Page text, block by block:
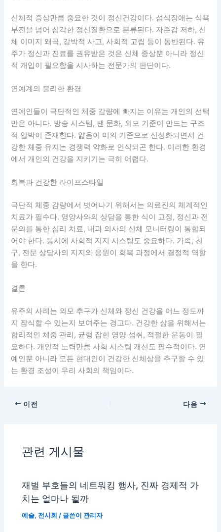
신체적 증상만큼 중요한 것이 정신건강이다. 섭식장애는 식욕
부진을 넘어 심각한 정신질환으로 분류된다. 자존감 저하, 신
체 이미지 왜곡, 강박적 사고, 사회적 고립 등이 동반된다. 유
주가 정신과 진료를 권유받은 것은 신체 증상뿐 아니라 정신
적 개입이 필요함을 시사하는 전문가의 판단이다.
연예계의 불리한 환경
연예인들이 극단적인 체중 감량에 빠지는 이유는 개인의 선택
만은 아니다. 방송 시스템, 팬 문화, 외모 기준이 만드는 구조
적 압박이 존재한다. 얇음이 미의 기준으로 신성화되면서 건
강한 체중 유지는 경쟁력 약화로 인식되곤 한다. 이러한 환경
에서 개인의 건강을 지키기는 극히 어렵다.
회복과 건강한 라이프스타일
극단적 체중 감량에서 벗어나기 위해서는 의료진의 체계적인
치료가 필수다. 영양사와의 상담을 통한 식이 교정, 정신과 전
문의를 통한 심리 치료, 내과 의사의 신체 모니터링이 통합되
어야 한다. 동시에 사회적 지지 시스템도 중요하다. 가족, 친
구, 전문 상담사의 지지와 응원이 회복 과정에서 결정적 역할
을 한다.
결론
유주의 사례는 외모 추구가 신체와 정신 건강을 어느 정도까
지 잠식할 수 있는지 보여주는 경고다. 건강한 삶을 위해서는
합리적인 체중 관리, 균형 잡힌 영양 섭취, 적절한 운동이 필
요하다. 개인적 노력만큼 사회 시스템 개선도 필수적이다. 연
예인뿐 아니라 모든 현대인이 건강한 신체상을 추구할 수 있
는 환경 조성이 우리 사회의 책임이다.
이전 다음
관련 게시물
재벌 부호들의 네트워킹 행사, 진짜 경제적 가
치는 얼마나 될까
예술, 전시회 / 글쓴이관리자